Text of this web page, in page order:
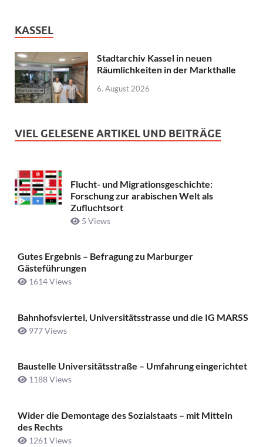
KASSEL
Stadtarchiv Kassel in neuen
Räumlichkeiten in der Markthalle
6. August 2026
VIEL GELESENE ARTIKEL UND BEITRÄGE
Flucht- und Migrationsgeschichte:
Forschung zur arabischen Welt als
Zufluchtsort
5 Views
Gutes Ergebnis – Befragung zu Marburger
Gästeführungen
1614 Views
Bahnhofsviertel, Universitätsstrasse und die IG MARSS
977 Views
Baustelle Universitätsstraße ­– Umfahrung eingerichtet
1188 Views
Wider die Demontage des Sozialstaats – mit Mitteln
des Rechts
1261 Views